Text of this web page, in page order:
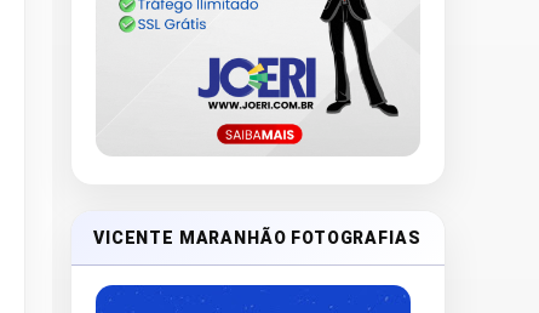
VICENTE MARANHÃO FOTOGRAFIAS